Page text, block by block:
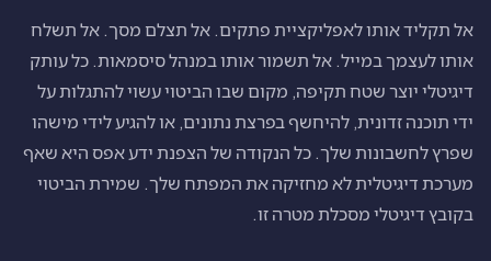
אל תקליד אותו לאפליקציית פתקים. אל תצלם מסך. אל תשלח
אותו לעצמך במייל. אל תשמור אותו במנהל סיסמאות. כל עותק
דיגיטלי יוצר שטח תקיפה, מקום שבו הביטוי עשוי להתגלות על
ידי תוכנה זדונית, להיחשף בפרצת נתונים, או להגיע לידי מישהו
שפרץ לחשבונות שלך. כל הנקודה של הצפנת ידע אפס היא שאף
מערכת דיגיטלית לא מחזיקה את המפתח שלך. שמירת הביטוי
בקובץ דיגיטלי מסכלת מטרה זו.